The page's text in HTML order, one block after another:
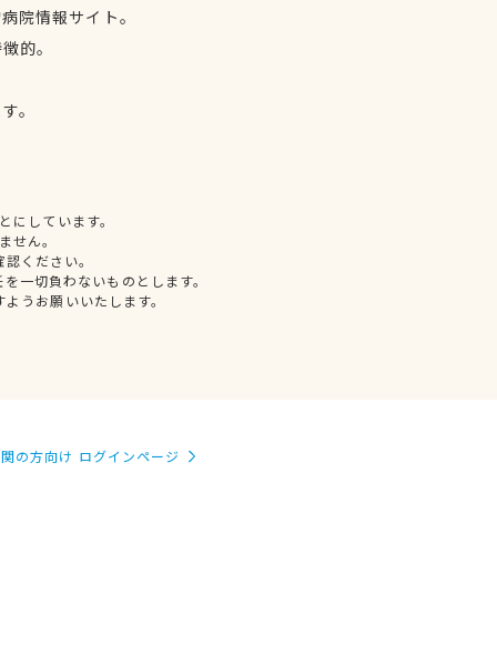
院情報サイト。
的。
。
しています。
せん。
ください。
一切負わないものとします。
うお願いいたします。
の方向け ログインページ